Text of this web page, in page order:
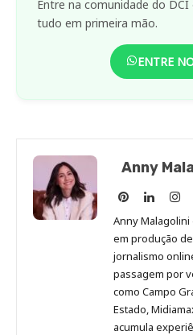
Entre na comunidade do
tudo em primeira mão.
ENTRE
Anny
Anny
Malagolini
no
Pinterest
Anny
no
no
Anny
em produção
jornalismo
passagem por
como Campo
Estado,
acumula